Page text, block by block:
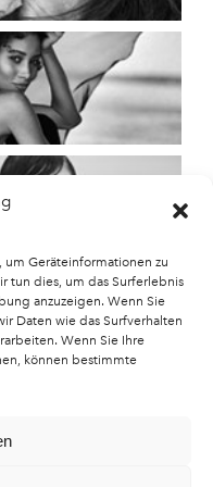
Geräteinformationen zu
tun dies, um das Surferlebnis
anzuzeigen. Wenn Sie
Daten wie das Surfverhalten
Wenn Sie Ihre
können bestimmte